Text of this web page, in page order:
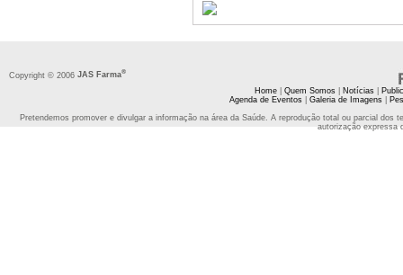
Copyright © 2006 JAS Farma®
Home| Quem Somos| Notícias|
Agenda de Eventos| Galeria de Imagens|
Pretendemos promover e divulgar a informação na área da Saúde. A reprodução total ou parcial
autorização expressa